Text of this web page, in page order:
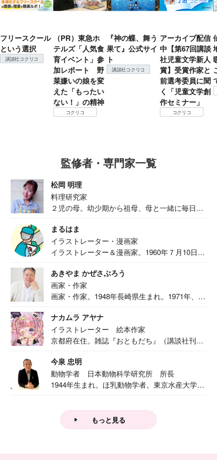
フリースクール
という選択
講談社コクリコ
（PR）東急ホ
テルズ「人気食
育イベント」参
加レポート 野
菜嫌いの娘を変
えた「もったい
ない！」の精神
コクリコ
『神の蝶、舞う
果て』公式サイ
ト
講談社コクリコ
アーカイブ配信
中【第67回講談
社児童文学新人
賞】受賞作家と
前選考委員に聞
く「児童文学創
作セミナー」
コクリコ
監修者・専門家一覧
松岡 明理
料理研究家
２児の母。幼少期から祖母、母と一緒に毎日の
まるはま
イラストレーター・漫画家
イラストレーター＆漫画家。1960年７月10日生
あきやま かぜさぶろう
画家・作家
画家・作家。1948年長崎県生まれ。1971年、
ナカムラ アヤナ
イラストレーター 絵本作家
京都府在住。雑誌『おともだち』（講談社刊）
今泉 忠明
動物学者 日本動物科学研究所 所長
1944年生まれ。ほ乳動物学者。東京水産大学卒
もっと見る